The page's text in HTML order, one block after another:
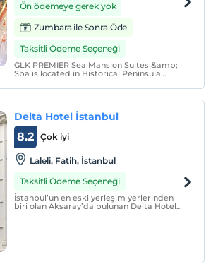
Ön ödemeye gerek yok
Zumbara ile Sonra Öde
Taksitli Ödeme Seçeneği
GLK PREMIER Sea Mansion Suites &amp;
Spa is located in Historical Peninsula
City and facing the Marmara Sea and
Bucaleon Palace Ruins.
Delta Hotel İstanbul
Çok iyi
8.2
Laleli, Fatih, İstanbul
Taksitli Ödeme Seçeneği
İstanbul’un en eski yerleşim yerlerinden
biri olan Aksaray’da bulunan Delta Hotel